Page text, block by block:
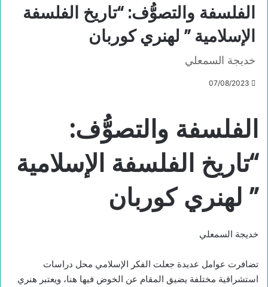
الفلسفة والتصوُّف: “تاريخ الفلسفة
الإسلامية ” لهنري كوربان
خديجة السمعلي
07/08/2023
الفلسفة والتصوُّف:
“تاريخ الفلسفة الإسلامية
” لهنري كوربان
خديجة السمعلي
تضافرت عوامل عديدة جعلت الفكر الإسلامي محل دراسات
استشراقية مختلفة يضيق المقام عن الخوض فيها هنا، ويعتبر هنري